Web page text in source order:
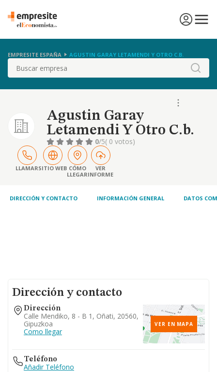
EMPRESITE ESPAÑA AGUSTIN GARAY LETAMENDI Y OTRO C.B.
Buscar
Agustin Garay
Letamendi Y Otro C.b.
0/5( 0 votos)
LLAMARSITIO WEB CÓMO
LLEGAR
VER
INFORME
DIRECCIÓN Y CONTACTO INFORMACIÓN GENERAL DATOS
Dirección y contacto
Dirección
Calle Mendiko, 8 - B 1, Oñati, 20560,
Gipuzkoa
Como llegar
VER EN MAPA
Teléfono
Añadir Teléfono